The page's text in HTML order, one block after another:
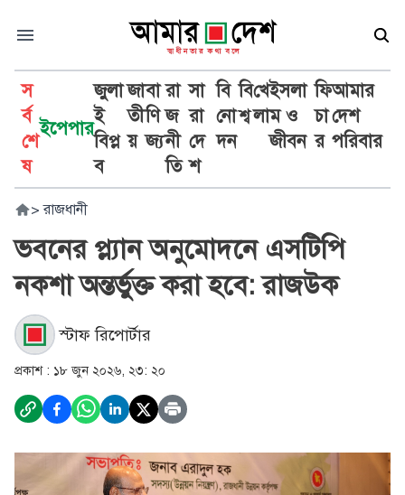
স
র্ব
শে
ষ
ইপেপার
জুলা
ই
বিপ্ল
ব
জা
তী
য়
বা
ণি
জ্য
রা
জ
নী
তি
সা
রা
দে
শ
বি
নো
দন
বি
শ্ব
খে
লা
ইসলা
ম ও
জীবন
ফি
চা
র
আমার
দেশ
পরিবার
> রাজধানী
ভবনের প্ল্যান অনুমোদনে এসটিপি
নকশা অন্তর্ভুক্ত করা হবে: রাজউক
স্টাফ রিপোর্টার
প্রকাশ : ১৮ জুন ২০২৬, ২৩: ২০